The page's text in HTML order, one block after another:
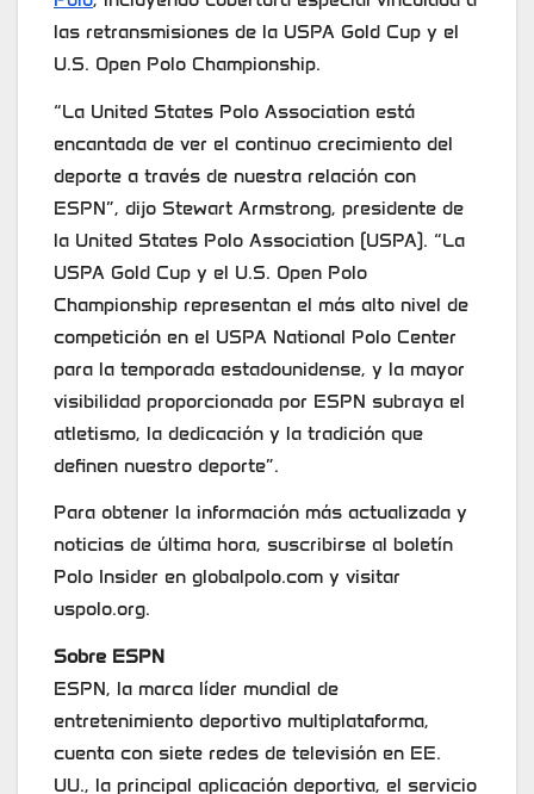
las retransmisiones de la USPA Gold Cup y el
U.S. Open Polo Championship.
“La United States Polo Association está
encantada de ver el continuo crecimiento del
deporte a través de nuestra relación con
ESPN”, dijo Stewart Armstrong, presidente de
la United States Polo Association (USPA). “La
USPA Gold Cup y el U.S. Open Polo
Championship representan el más alto nivel de
competición en el USPA National Polo Center
para la temporada estadounidense, y la mayor
visibilidad proporcionada por ESPN subraya el
atletismo, la dedicación y la tradición que
definen nuestro deporte”.
Para obtener la información más actualizada y
noticias de última hora, suscribirse al boletín
Polo Insider en globalpolo.com y visitar
uspolo.org.
Sobre ESPN
ESPN, la marca líder mundial de
entretenimiento deportivo multiplataforma,
cuenta con siete redes de televisión en EE.
UU., la principal aplicación deportiva, el servicio